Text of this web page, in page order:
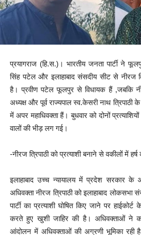
प्रयागराज (हि.स.)। भारतीय जनता पार्टी ने
सिंह पटेल और इलाहाबाद संसदीय सीट से नीरज
है। प्रवीण पटेल फूलपुर से विधायक हैं ,जबकि
अध्यक्ष और पूर्व राज्यपाल स्व.केसरी नाथ त्रिपाठी
में अपर महाधिवक्ता हैं। बुधवार को दोनों
वालों की भीड़ लग गई।
-नीरज त्रिपाठी को प्रत्याशी बनाने से वकीलों में
इलाहाबाद उच्च न्यायालय में प्रदेश सरकार के
अधिवक्ता नीरज त्रिपाठी को इलाहाबाद लोकसभा
पार्टी का प्रत्याशी घोषित किए जाने पर
करते हुए खुशी जाहिर की है। अधिवक्ताओं ने
आंदोलन में अधिवक्ताओं की अग्रणी भूमिका रही